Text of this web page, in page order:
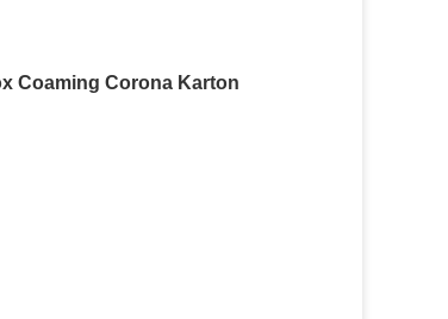
Coaming Corona Karton